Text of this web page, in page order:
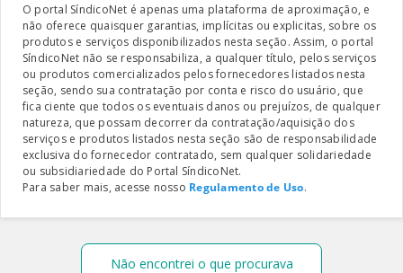
O portal SíndicoNet é apenas uma plataforma de aproximação, e
não oferece quaisquer garantias, implícitas ou explicitas, sobre os
produtos e serviços disponibilizados nesta seção. Assim, o portal
SíndicoNet não se responsabiliza, a qualquer título, pelos serviços
ou produtos comercializados pelos fornecedores listados nesta
seção, sendo sua contratação por conta e risco do usuário, que
fica ciente que todos os eventuais danos ou prejuízos, de qualquer
natureza, que possam decorrer da contratação/aquisição dos
serviços e produtos listados nesta seção são de responsabilidade
exclusiva do fornecedor contratado, sem qualquer solidariedade
ou subsidiariedade do Portal SíndicoNet.
Para saber mais, acesse nosso Regulamento de Uso.
Não encontrei o que procurava